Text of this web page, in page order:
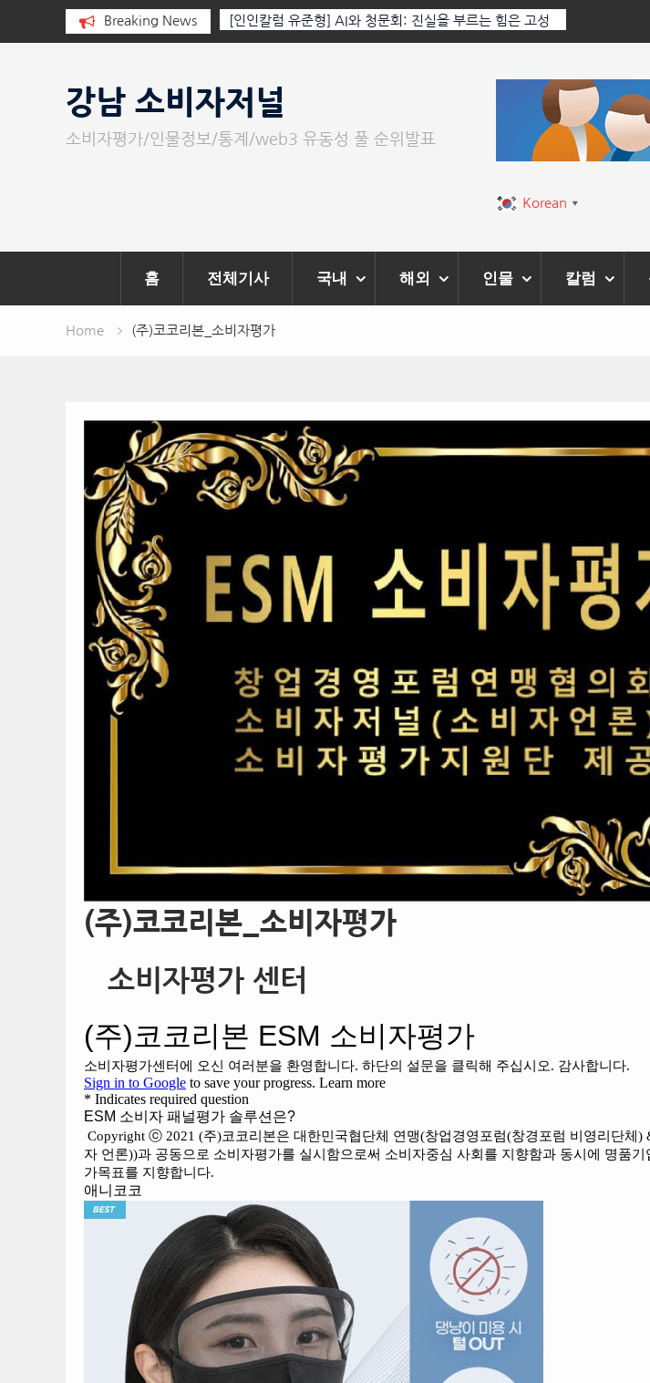
Breaking News
군가가 그립다
[인인칼럼 유준형] AI와 청문회: 진실을 부르는 힘은 고성
이 아니라 준비된 질문이다.
‘2026 제2회
강남 소비자저널
소비자평가/인물정보/통계/web3 유동성 풀 순위발표
Korean ▼
홈 전체기사 국내 해외 인물 칼럼
Home (주)코코리본_소비자평가
(주)코코리본_소비자평가
소비자평가 센터